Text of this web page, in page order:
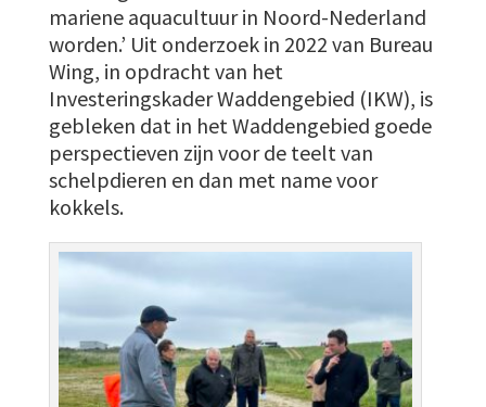
mariene aquacultuur in Noord-Nederland
worden.’ Uit onderzoek in 2022 van Bureau
Wing, in opdracht van het
Investeringskader Waddengebied (IKW), is
gebleken dat in het Waddengebied goede
perspectieven zijn voor de teelt van
schelpdieren en dan met name voor
kokkels.